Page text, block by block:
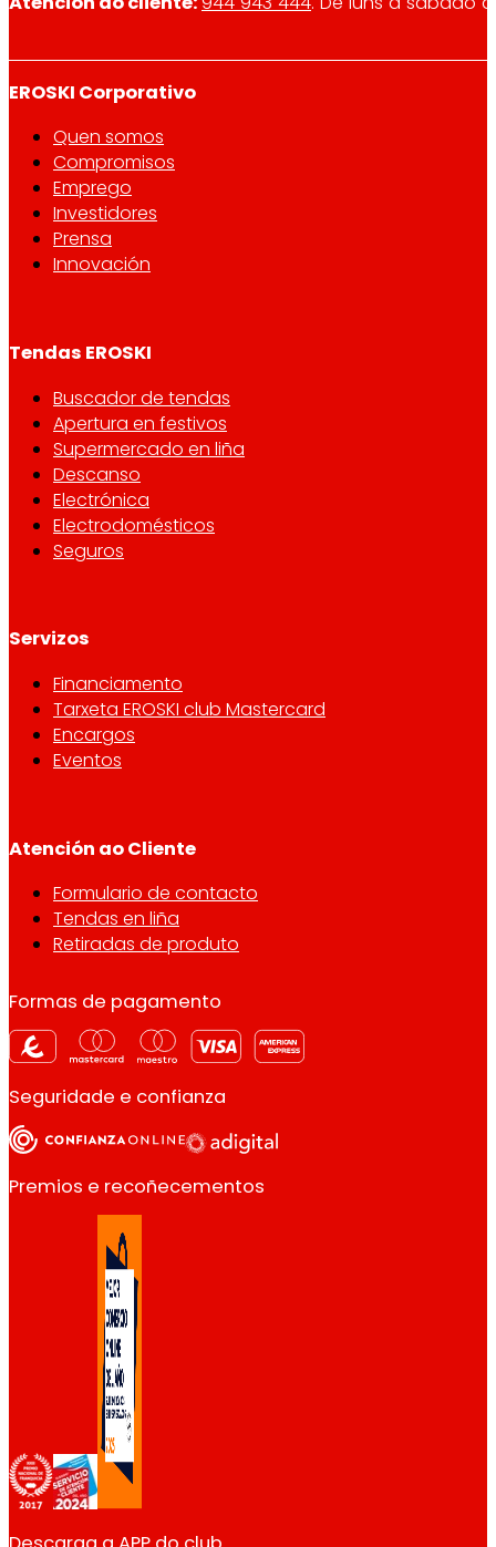
EROSKI Corporativo
Quen somos
Compromisos
Emprego
Investidores
Prensa
Innovación
Tendas EROSKI
Buscador de tendas
Apertura en festivos
Supermercado en liña
Descanso
Electrónica
Electrodomésticos
Seguros
Servizos
Financiamento
Tarxeta EROSKI club Mastercard
Encargos
Eventos
Atención ao Cliente
Formulario de contacto
Tendas en liña
Retiradas de produto
Formas de pagamento
Seguridade e confianza
Premios e recoñecementos